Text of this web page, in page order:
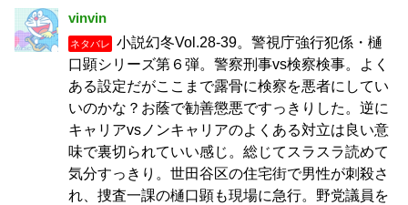
vinvin
ネタバレ
小説幻冬Vol.28-39。警視庁強行犯係・樋
口顕シリーズ第６弾。警察刑事vs検察検事。よく
ある設定だがここまで露骨に検察を悪者にしてい
いのかな？お蔭で勧善懲悪ですっきりした。逆に
キャリアvsノンキャリアのよくある対立は良い意
味で裏切られていい感じ。総じてスラスラ読めて
気分すっきり。世田谷区の住宅街で男性が刺殺さ
れ、捜査一課の樋口顕も現場に急行。野党議員を